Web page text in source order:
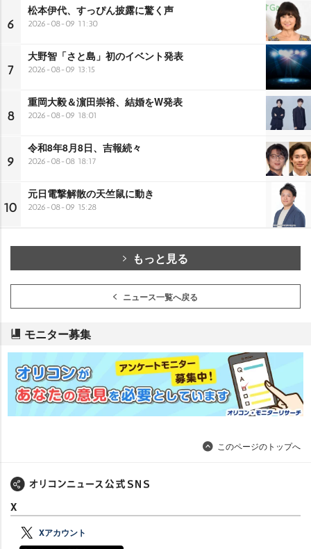
6
松本伊代、すっぴん披露に驚く声
2026-08-09 11:30
7
大野智「さと島」初のイベント発表
2026-08-09 13:15
8
重岡大毅＆濵田崇裕、結婚をW発表
2026-08-09 18:01
9
令和8年8月8日、吉報続々
2026-08-08 18:17
10
元日電撃解散の天竺鼠に動き
2026-08-09 15:28
もっと見る
ニュース一覧へ戻る
モニター募集
このページのトップへ
X
Xアカウント